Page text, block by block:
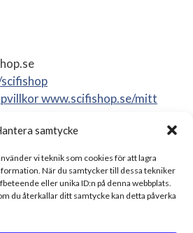
samtycke
vi teknik som cookies för att lagra
När du samtycker till dessa tekniker
eller unika ID:n på denna webbplats.
du återkallar ditt samtycke kan detta påverka
www.scifishop.se/mitt